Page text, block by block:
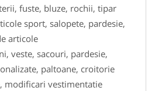
fuste, bluze, rochii, tipar
sport, salopete, pardesie,
articole
veste, sacouri, pardesie,
paltoane, croitorie
modificari vestimentatie